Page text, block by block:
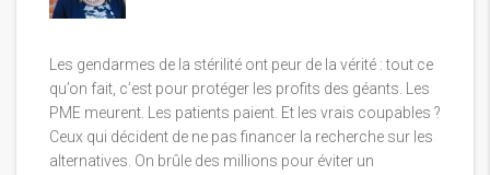
Les gendarmes de la stérilité ont peur de la vérité : tout ce
qu’on fait, c’est pour protéger les profits des géants. Les
PME meurent. Les patients paient. Et les vrais coupables ?
Ceux qui décident de ne pas financer la recherche sur les
alternatives. On brûle des millions pour éviter un